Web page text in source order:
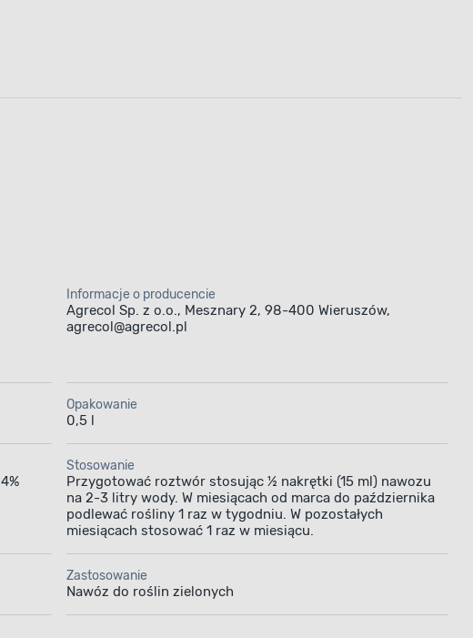
Informacje o producencie
Agrecol Sp. z o.o., Mesznary 2, 98-400 Wieruszów,
agrecol@agrecol.pl
Opakowanie
0,5 l
Stosowanie
Przygotować roztwór stosując ½ nakrętki (15 ml) nawozu
na 2-3 litry wody. W miesiącach od marca do października
podlewać rośliny 1 raz w tygodniu. W pozostałych
miesiącach stosować 1 raz w miesiącu.
Zastosowanie
Nawóz do roślin zielonych